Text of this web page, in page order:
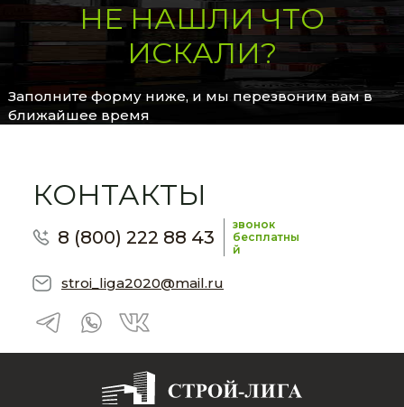
НЕ НАШЛИ ЧТО
ИСКАЛИ?
Заполните форму ниже, и мы перезвоним вам в
ближайшее время
КОНТАКТЫ
8 (800) 222 88 43
звонок
бесплатны
й
stroi_liga2020@mail.ru